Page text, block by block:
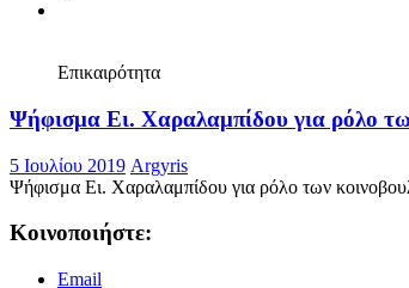
Ψήφισμα Ει. Χαραλαμπίδου για ρόλο
5 Ιουλίου 2019 Argyris